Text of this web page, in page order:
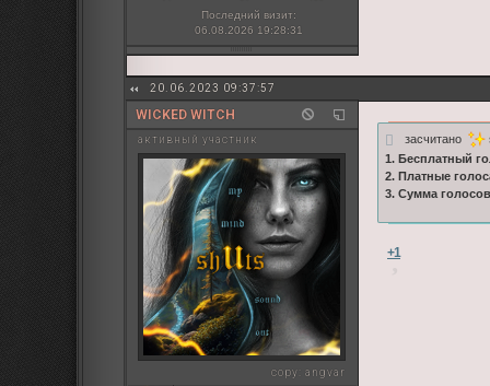
Последний визит:
06.08.2026 19:28:31
20.06.2023 09:37:57
WICKED WITCH
активный участник
copy: angvar
засчитано
1. Бесплатный
2. Платные
3. Сумма
+1